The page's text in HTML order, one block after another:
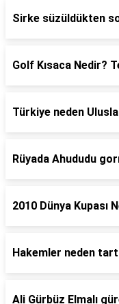
Sirke süzüldükten
Golf Kısaca Nedir?
Türkiye neden
Rüyada Ahududu
2010 Dünya Kupası
Hakemler neden
Ali Gürbüz Elmalı